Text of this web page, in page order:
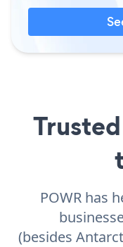
POWR has
(besides